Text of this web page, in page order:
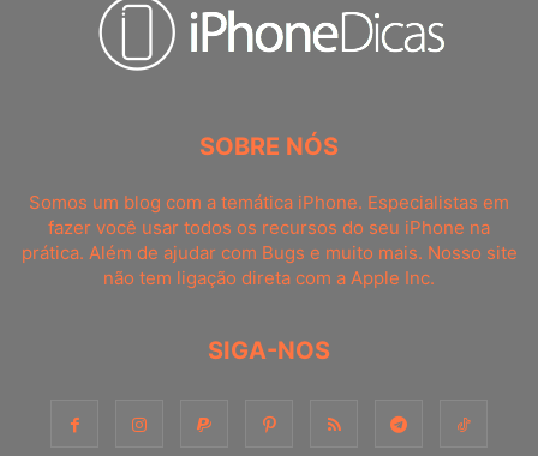
SOBRE NÓS
Somos um blog com a temática iPhone. Especialistas em
fazer você usar todos os recursos do seu iPhone na
prática. Além de ajudar com Bugs e muito mais. Nosso site
não tem ligação direta com a Apple Inc.
SIGA-NOS